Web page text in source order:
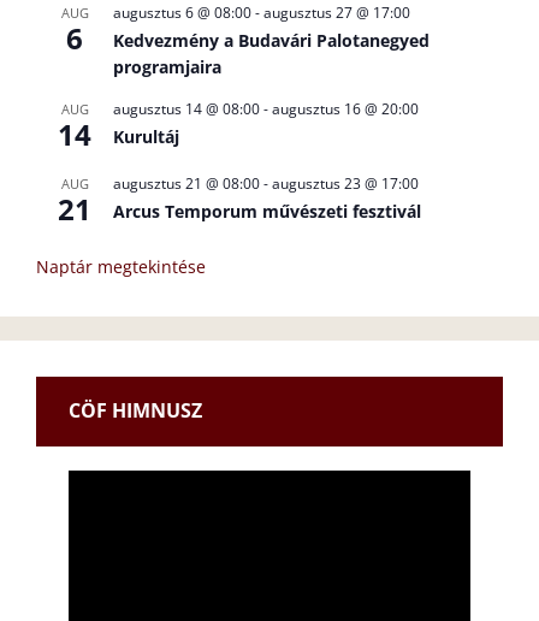
AUG
6
augusztus 6 @ 08:00-augusztus 27 @ 17:00
Kedvezmény a Budavári Palotanegyed
programjaira
AUG
14
augusztus 14 @ 08:00-augusztus 16 @ 20:00
Kurultáj
AUG
21
augusztus 21 @ 08:00-augusztus 23 @ 17:00
Arcus Temporum művészeti fesztivál
Naptár megtekintése
CÖF HIMNUSZ